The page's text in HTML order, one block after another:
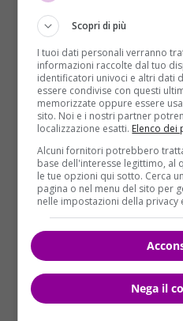
Scopri di più
I tuoi dati personali verranno
informazioni raccolte dal tuo
identificatori univoci e altri dati
essere condivise con questi
memorizzate oppure essere
sito. Noi e i nostri partner
localizzazione esatti. Elenco dei
Alcuni fornitori potrebbero
base dell'interesse legittimo, al
le tue opzioni qui sotto. Cerca
pagina o nel menu del sito per
nelle impostazioni della privacy
Nega il